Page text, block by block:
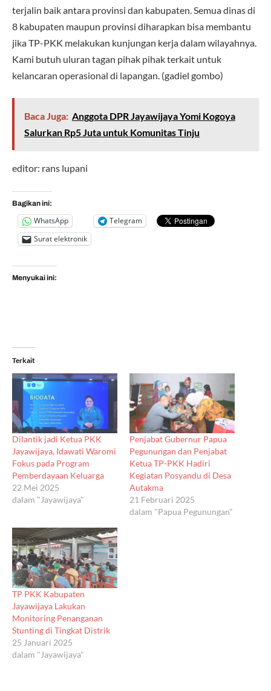
terjalin baik antara provinsi dan kabupaten. Semua dinas di
8 kabupaten maupun provinsi diharapkan bisa membantu
jika TP-PKK melakukan kunjungan kerja dalam wilayahnya.
Kami butuh uluran tagan pihak pihak terkait untuk
kelancaran operasional di lapangan. (gadiel gombo)
Baca Juga: Anggota DPR Jayawijaya Yomi Kogoya
Salurkan Rp5 Juta untuk Komunitas Tinju
editor: rans lupani
Bagikan ini:
WhatsApp
Telegram
Surat elektronik
Menyukai ini:
Terkait
Dilantik jadi Ketua PKK
Jayawijaya, Idawati Waromi
Fokus pada Program
Pemberdayaan Keluarga
22 Mei 2025
dalam "Jayawijaya"
Penjabat Gubernur Papua
Pegunungan dan Penjabat
Ketua TP-PKK Hadiri
Kegiatan Posyandu di Desa
Autakma
21 Februari 2025
dalam "Papua Pegunungan"
TP PKK Kabupaten
Jayawijaya Lakukan
Monitoring Penanganan
Stunting di Tingkat Distrik
25 Januari 2025
dalam "Jayawijaya"